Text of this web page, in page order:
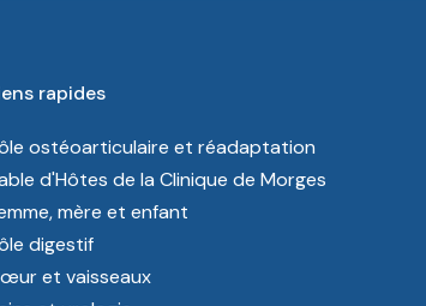
rapides
ostéoarticulaire et réadaptation
d'Hôtes de la Clinique de Morges
mère et enfant
digestif
et vaisseaux